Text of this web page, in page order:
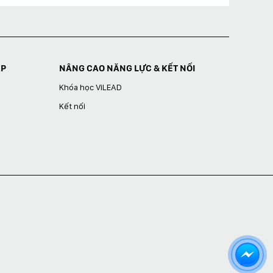
NÂNG CAO NĂNG LỰC & KẾT NỐI
Khóa học ViLEAD
Kết nối